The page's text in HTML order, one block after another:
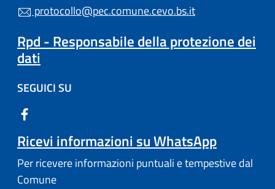
protocollo@pec.comune.cevo.bs.it
Rpd - Responsabile della protezione dei
dati
SEGUICI SU
Ricevi informazioni su WhatsApp
Per ricevere informazioni puntuali e tempestive dal
Comune